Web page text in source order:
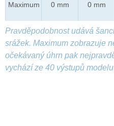
Maximum 0 mm 0 mm
Pravděpodobnost udává
srážek. Maximum zobrazuje
očekávaný úhrn pak
vychází ze 40 výstupů